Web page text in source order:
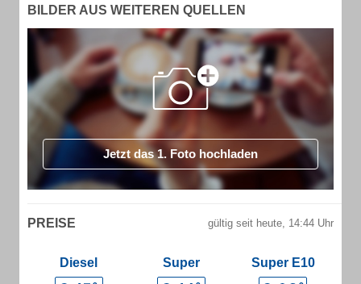
BILDER AUS WEITEREN QUELLEN
Jetzt das 1. Foto hochladen
PREISE gültig seit heute, 14:44 Uhr
Diesel Super Super E10